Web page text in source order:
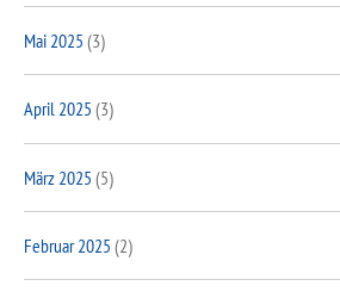
Mai 2025 (3)
April 2025 (3)
März 2025 (5)
Februar 2025 (2)